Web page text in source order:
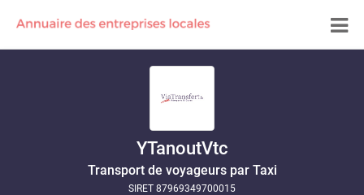
YTanoutVtc
Transport de voyageurs par Taxi
SIRET 87969349700015